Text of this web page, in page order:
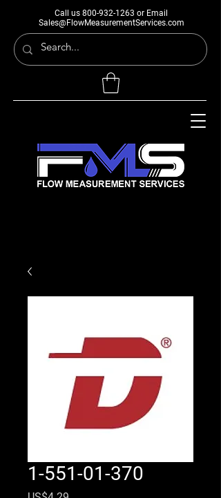
Call us 800-932-1263 or Email
Sales@FlowMeasurementServices.com
1-551-01-370